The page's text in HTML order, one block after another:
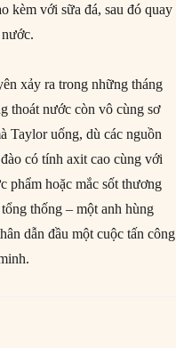
kèm với sữa đá, sau đó quay
xảy ra trong những tháng
thoát nước còn vô cùng sơ
Taylor uống, dù các nguồn
có tính axit cao cùng với
phẩm hoặc mắc sốt thương
thống – một anh hùng
dẫn đầu một cuộc tấn công